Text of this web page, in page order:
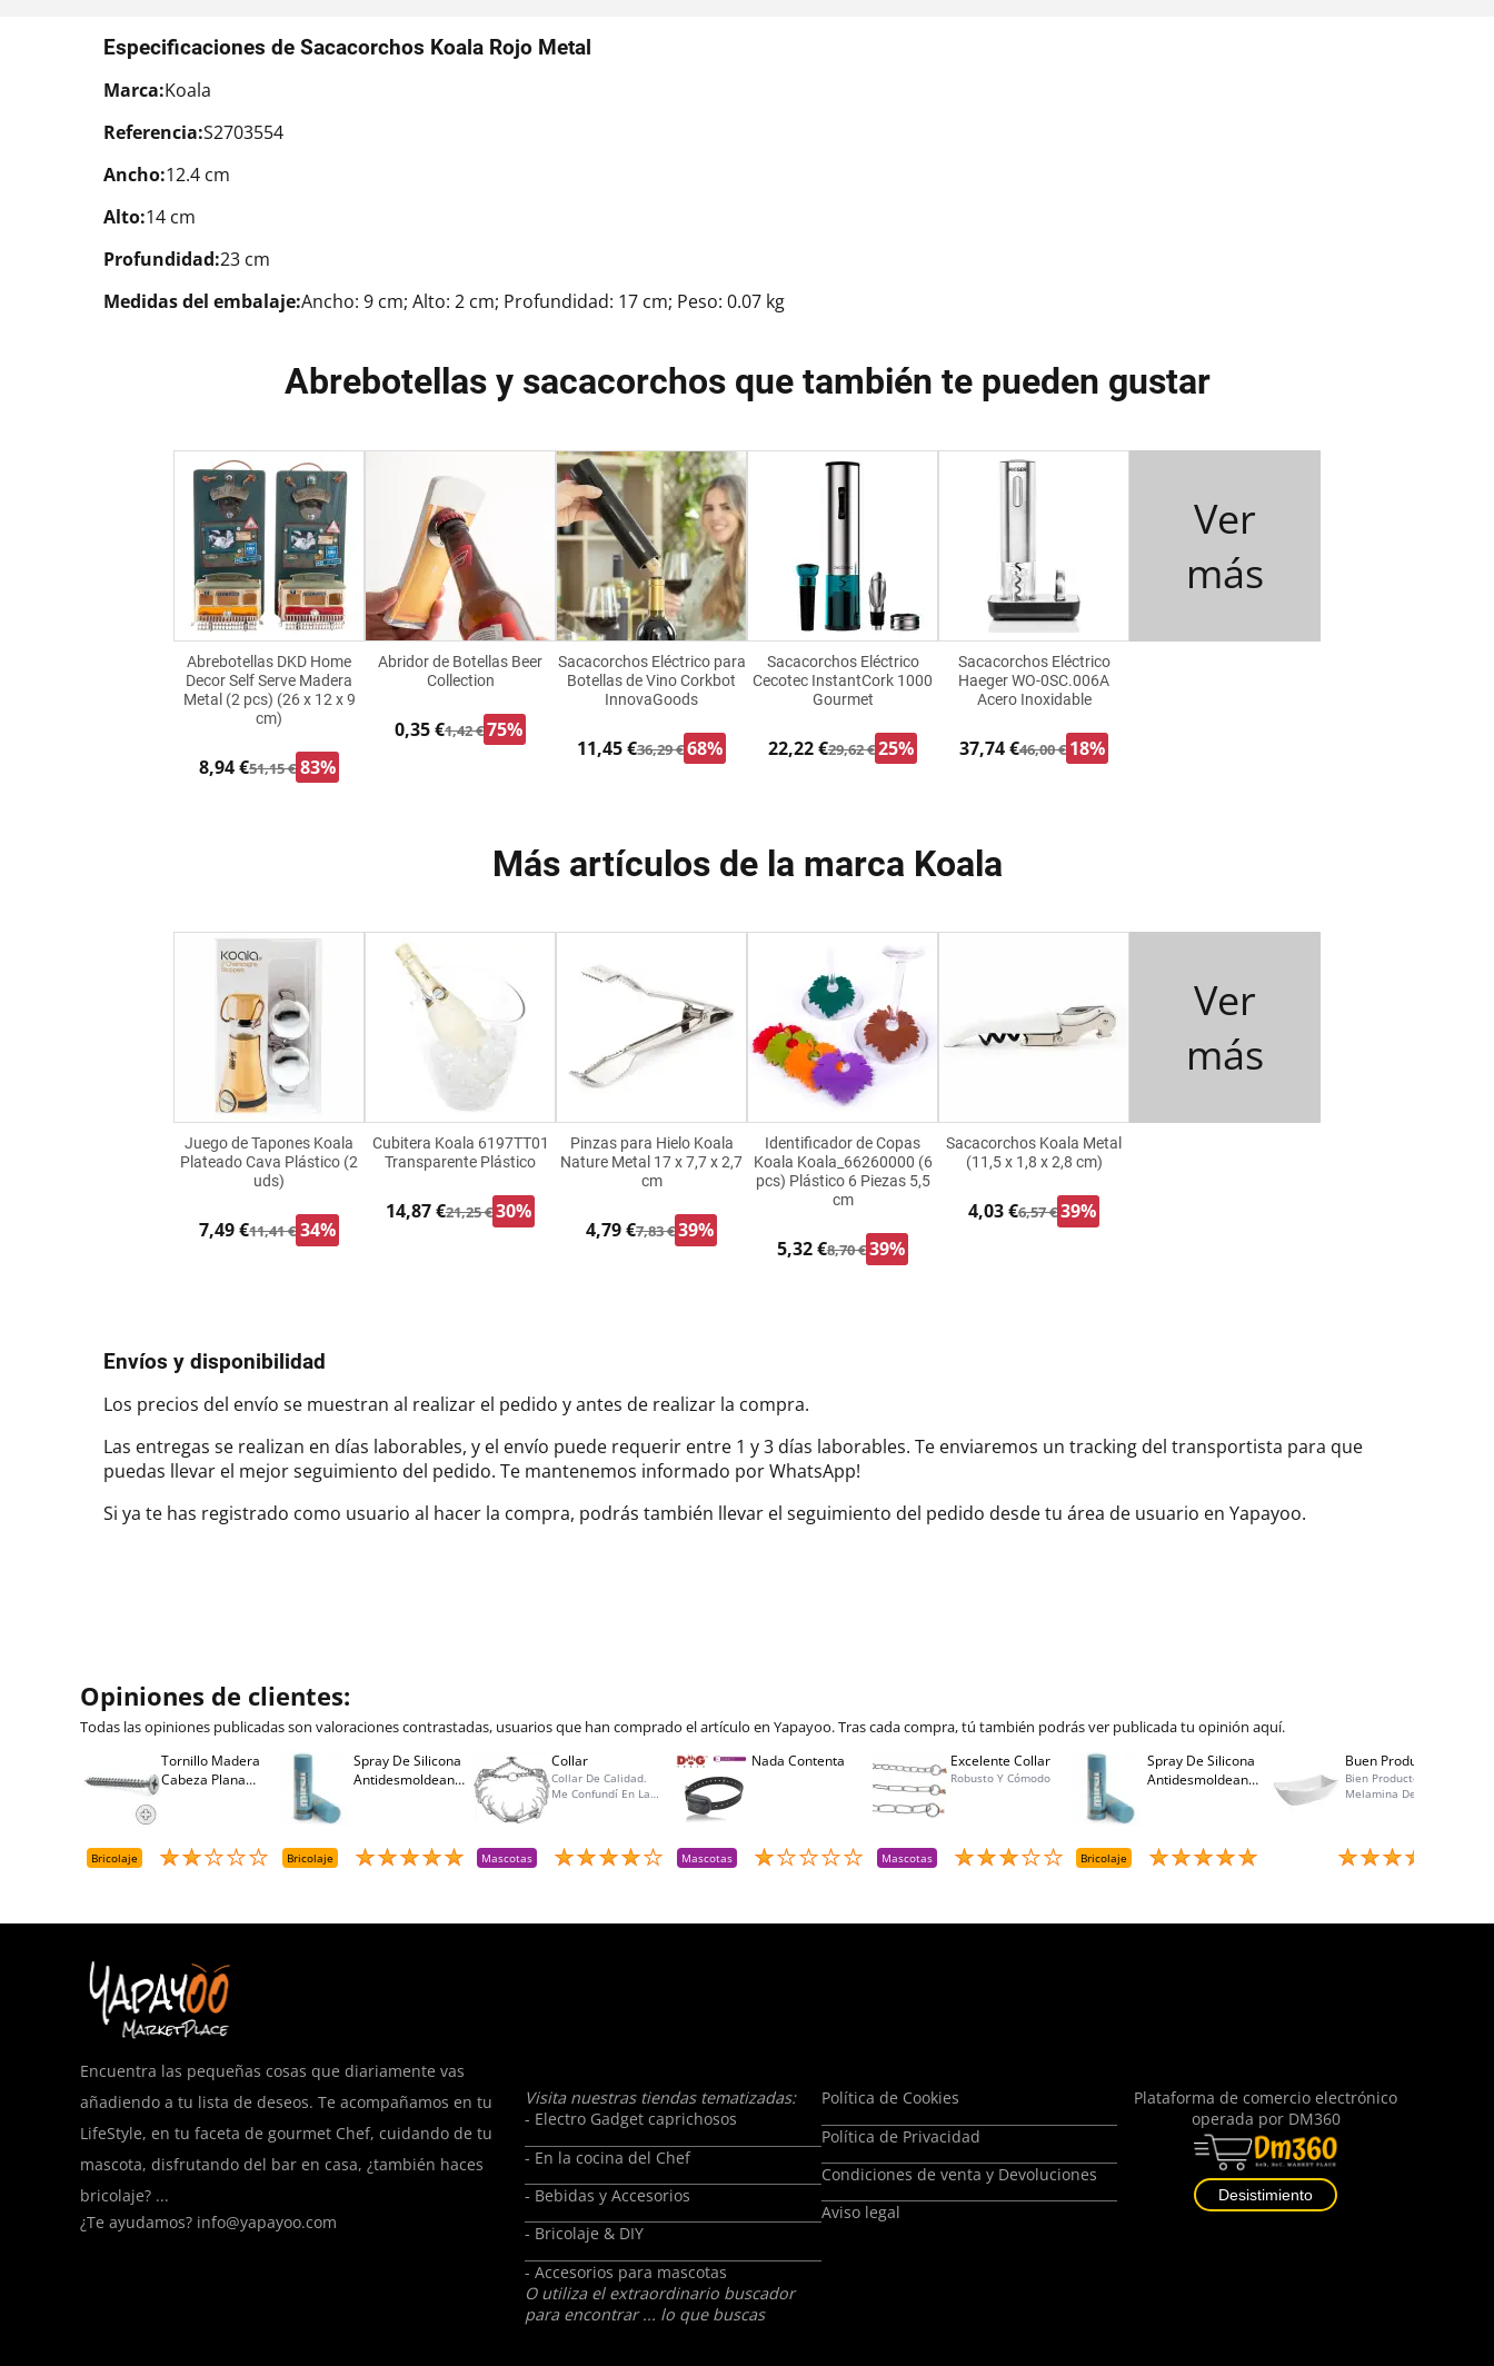
Especificaciones de Sacacorchos Koala Rojo Metal
Marca:Koala
Referencia:S2703554
Ancho:12.4 cm
Alto:14 cm
Profundidad:23 cm
Medidas del embalaje:Ancho: 9 cm; Alto: 2 cm; Profundidad: 17 cm; Peso: 0.07 kg
Abrebotellas y sacacorchos que también te pueden gustar
Abrebotellas DKD Home
Decor Self Serve Madera
Metal (2 pcs) (26 x 12 x 9
cm)
8,94 €51,15 € 83%
Abridor de Botellas Beer
Collection
0,35 €1,42 €75%
Sacacorchos Eléctrico para
Botellas de Vino Corkbot
InnovaGoods
11,45 €36,29 €68%
Sacacorchos Eléctrico
Cecotec InstantCork 1000
Gourmet
22,22 €29,62 €25%
Sacacorchos Eléctrico
Haeger WO-0SC.006A
Acero Inoxidable
37,74 €46,00 € 18%
Ver
más
Más artículos de la marca Koala
Juego de Tapones Koala
Plateado Cava Plástico (2
uds)
7,49 €11,41 € 34%
Cubitera Koala 6197TT01
Transparente Plástico
14,87 €21,25 €30%
Pinzas para Hielo Koala
Nature Metal 17 x 7,7 x 2,7
cm
4,79 €7,83 €39%
Identificador de Copas
Koala Koala_66260000 (6
pcs) Plástico 6 Piezas 5,5
cm
5,32 €8,70 €39%
Sacacorchos Koala Metal
(11,5 x 1,8 x 2,8 cm)
4,03 €6,57 €39%
Ver
más
Envíos y disponibilidad
Los precios del envío se muestran al realizar el pedido y antes de realizar la compra.
Las entregas se realizan en días laborables, y el envío puede requerir entre 1 y 3 días laborables. Te enviaremos un tracking del transportista para que
puedas llevar el mejor seguimiento del pedido. Te mantenemos informado por WhatsApp!
Si ya te has registrado como usuario al hacer la compra, podrás también llevar el seguimiento del pedido desde tu área de usuario en Yapayoo.
Opiniones de clientes:
Todas las opiniones publicadas son valoraciones contrastadas, usuarios que han comprado el artículo en Yapayoo. Tras cada compra, tú también podrás ver publicada tu opinión aquí.
Tornillo Madera
Cabeza Plana
Bricolaje
Spray De Silicona
Antidesmoldeante
Bricolaje
Collar
Collar De Calidad.
Me Confundí En La
Devolución Y Lo
Reemplacé Por La
Mascotas
Nada Contenta
Mascotas
Excelente Collar
Robusto Y Cómodo
Mascotas
Spray De Silicona
Antidesmoldeante
Bricolaje
Buen Producto
Bien Producto,
Melamina De
Entrega Rápida
Encuentra las pequeñas cosas que diariamente vas
añadiendo a tu lista de deseos. Te acompañamos en tu
LifeStyle, en tu faceta de gourmet Chef, cuidando de tu
mascota, disfrutando del bar en casa, ¿también haces
bricolaje? ...
¿Te ayudamos? info@yapayoo.com
Visita nuestras tiendas tematizadas:
- Electro Gadget caprichosos
- En la cocina del Chef
- Bebidas y Accesorios
- Bricolaje & DIY
- Accesorios para mascotas
O utiliza el extraordinario buscador
para encontrar ... lo que buscas
Política de Cookies
Política de Privacidad
Condiciones de venta y Devoluciones
Aviso legal
Plataforma de comercio electrónico
operada por DM360
Desistimiento